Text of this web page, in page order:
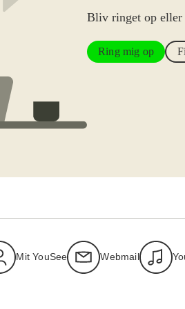
Bliv ringet op eller
Ring mig op
Mit YouSee Webmail